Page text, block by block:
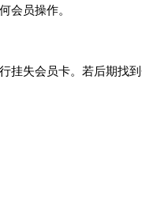
会员操作。
失会员卡。若后期找